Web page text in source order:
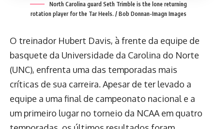
North Carolina guard Seth Trimble is the lone returning
rotation player for the Tar Heels. / Bob Donnan-Imagn Images
O treinador Hubert Davis, à frente da equipe de
basquete da Universidade da Carolina do Norte
(UNC), enfrenta uma das temporadas mais
críticas de sua carreira. Apesar de ter levado a
equipe a uma final de campeonato nacional e a
um primeiro lugar no torneio da NCAA em quatro